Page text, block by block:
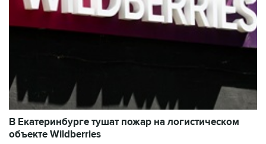
В Екатеринбурге тушат пожар на логистическом
объекте Wildberries